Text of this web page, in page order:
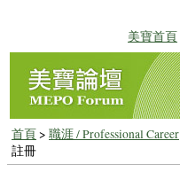
美寶首頁
首頁> 職涯 / Professional Career
註冊